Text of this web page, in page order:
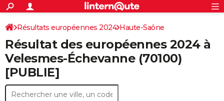
ACTUALITÉS
Politique
Société
Faits Divers
Education
Monde
Villes
+
SPORT
Coupe du monde 2026
Football
Tennis
Cyclisme
Rugby
Forum
CULTURE
Programme TV
TNT
Streaming
Cinéma
Sorties cinéma
Musique
+FINANCE
Retraite
Impôts
Epargne
Immobilier
Risques naturels par ville
Banque
Assurance
CréditAUTO
S'inscrire
Connexion
Résultats européennes 2024 Haute-Saône
Résultat des européennes 2024 à
Velesmes-Échevanne (70100)
[PUBLIE]